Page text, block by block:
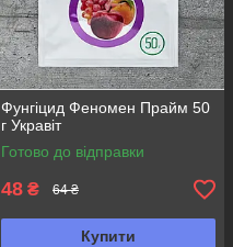
Фунгіцид Феномен Прайм 50
г Укравіт
Готово до відправки
48 ₴ 64 ₴
Купити